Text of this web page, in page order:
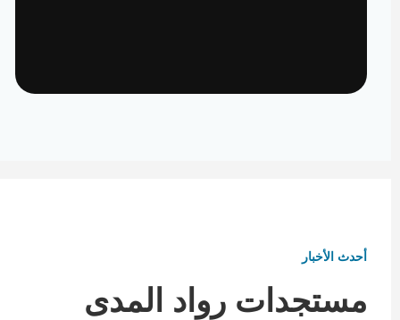
أحدث الأخبار
مستجدات رواد المدى